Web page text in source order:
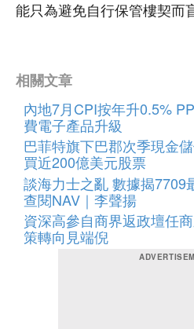
能只為避免自行保管樓契而
相關文章
內地7月CPI按年升0.5%
費電子產品升級
巴菲特旗下巴郡次季現金
買近200億美元股票
談海力士之亂 數據揭7709
查閱NAV｜李聲揚
資深高參自商界返政壇任
策轉向見端倪